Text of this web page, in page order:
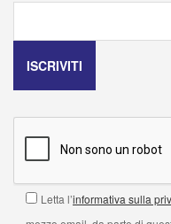
Letta l’informativa sulla